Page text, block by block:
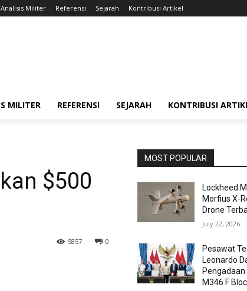
Analisis Militer Referensi Sejarah Kontribusi Artikel
MILITER REFERENSI SEJARAH KONTRIBUSI
$500
0
5857
MOST POPULAR
Lockheed
Morfius X-
Drone
July 22, 2026
Pesawat
Leonardo
M346 F